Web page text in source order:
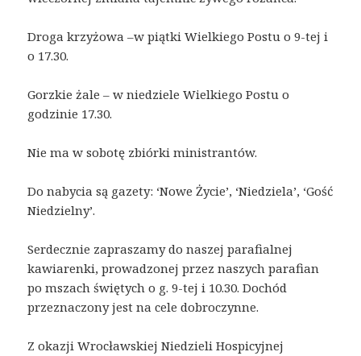
Droga krzyżowa –w piątki Wielkiego Postu o 9-tej i
o 17.30.
Gorzkie żale – w niedziele Wielkiego Postu o
godzinie 17.30.
Nie ma w sobotę zbiórki ministrantów.
Do nabycia są gazety: ‘Nowe Życie’, ‘Niedziela’, ‘Gość
Niedzielny’.
Serdecznie zapraszamy do naszej parafialnej
kawiarenki, prowadzonej przez naszych parafian
po mszach świętych o g. 9-tej i 10.30. Dochód
przeznaczony jest na cele dobroczynne.
Z okazji Wrocławskiej Niedzieli Hospicyjnej